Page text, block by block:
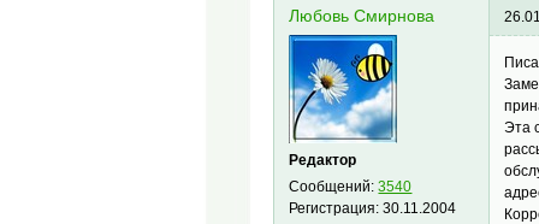
Любовь Смирнова
Редактор
Сообщений:3540
Регистрация:30.11.2004
Эта